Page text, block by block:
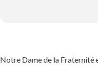
Notre Dame de la Fraternité